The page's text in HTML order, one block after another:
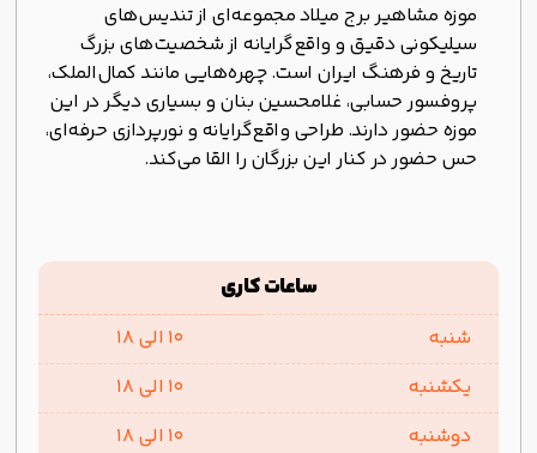
موزه مشاهیر برج میلاد مجموعه‌ای از تندیس‌های
سیلیکونی دقیق و واقع‌گرایانه از شخصیت‌های بزرگ
تاریخ و فرهنگ ایران است. چهره‌هایی مانند کمال‌الملک،
پروفسور حسابی، غلامحسین بنان و بسیاری دیگر در این
موزه حضور دارند. طراحی واقع‌گرایانه و نورپردازی حرفه‌ای،
حس حضور در کنار این بزرگان را القا می‌کند.
ساعات کاری
شنبه
10 الی 18
یکشنبه
10 الی 18
دوشنبه
10 الی 18